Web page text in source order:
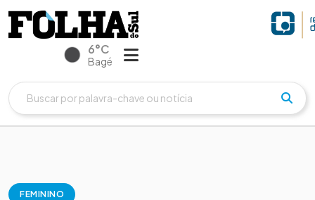
6°C
Bagé
FEMININO